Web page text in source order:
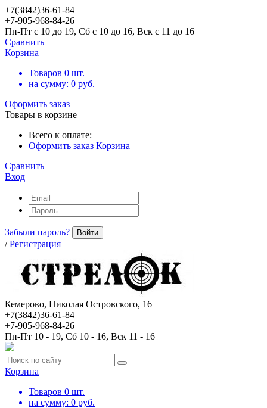
+7(3842)36-61-84
+7-905-968-84-26
Пн-Пт с 10 до 19, Сб с 10 до 16, Вск с 11 до 16
Сравнить
Корзина
Товаров 0 шт.
на сумму: 0 руб.
Оформить заказ
Товары в корзине
Всего к оплате:
Оформить заказ Корзина
Сравнить
Вход
Забыли пароль? Войти
/ Регистрация
Кемерово, Николая Островского, 16
+7(3842)36-61-84
+7-905-968-84-26
Пн-Пт 10 - 19, Сб 10 - 16, Вск 11 - 16
Корзина
Товаров 0 шт.
на сумму: 0 руб.